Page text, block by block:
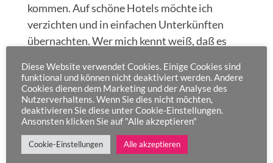
kommen. Auf schöne Hotels möchte ich
verzichten und in einfachen Unterkünften
übernachten. Wer mich kennt weiß, daß es
Gleichzeitig finde ich, gehört es zum Pilgern
dazu. Da die Schweiz sehr teuer ist, passt es
doppelt. Die Zufahrt war entspannt und
pünktlich, die Schweiz halt. 😀 Wunderschöne
Landschaft im Allgäu genossen und trocken
gesessen, als es draußen regnete. In Pfäffikon
Diese Website verwendet Cookies. Einige Cookies sind
funktional und können nicht deaktiviert werden. Andere
Cookies dienen dem Marketing und der Analyse des
Nutzerverhaltens. Wenn Sie dies nicht möchten,
deaktivieren Sie diese unter Cookie-Einstellungen.
Ansonsten klicken Sie auf "Alle akzeptieren"
Cookie-Einstellungen Alle akzeptieren